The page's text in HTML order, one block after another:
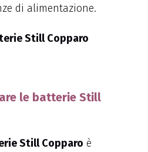
di alimentazione.
Still Copparo
le batterie Still
Still Copparo è